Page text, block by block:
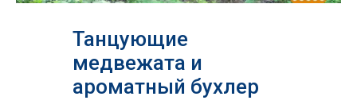
Танцующие
медвежата и
ароматный бухлер